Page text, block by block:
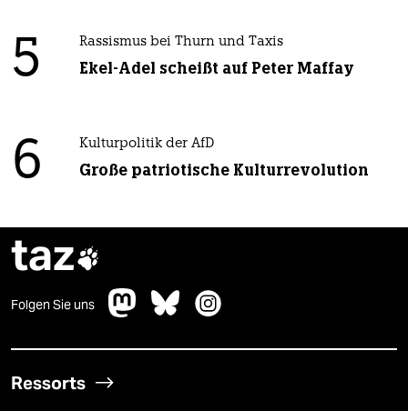
5 Rassismus bei Thurn und Taxis
Ekel-Adel scheißt auf Peter Maffay
6 Kulturpolitik der AfD
Große patriotische Kulturrevolution
taz
Folgen Sie uns
Ressorts